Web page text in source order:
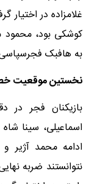
کوشکی بود، محمود
به هافبک
نخستین موقعیت
اسماعیلی، سینا
ادامه محمد آژیر
نتوانستند ضربه